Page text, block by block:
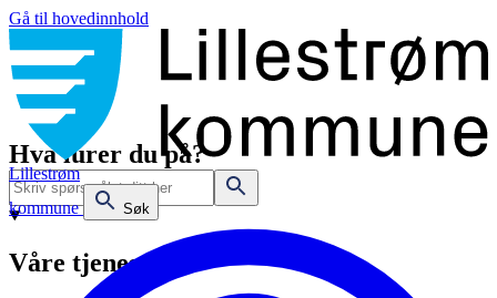
Gå til hovedinnhold
Lillestrøm
kommune
Søk
Hva lurer du på?
Våre tjenester